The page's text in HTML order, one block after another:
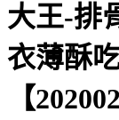
大王-排
衣薄酥
【